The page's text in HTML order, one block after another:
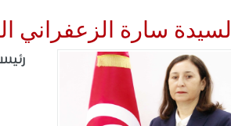
السيدة سارة الزعفراني